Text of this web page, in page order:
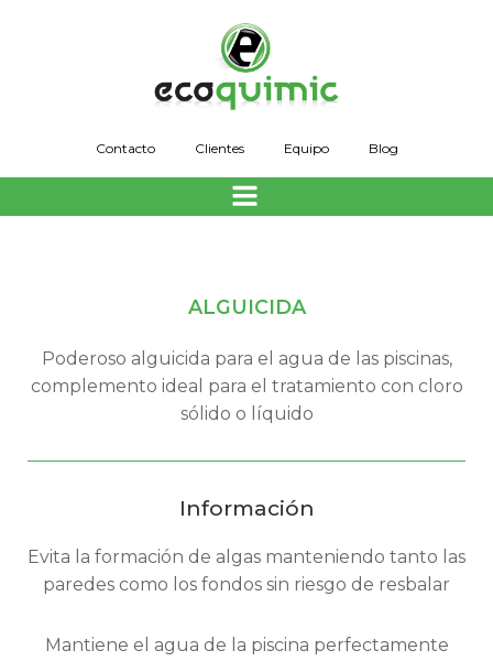
al
contenido
Contacto Clientes Equipo Blog
ALGUICIDA
Poderoso alguicida para el agua de las piscinas,
complemento ideal para el tratamiento con cloro
sólido o líquido
Información
Evita la formación de algas manteniendo tanto las
paredes como los fondos sin riesgo de resbalar
Mantiene el agua de la piscina perfectamente